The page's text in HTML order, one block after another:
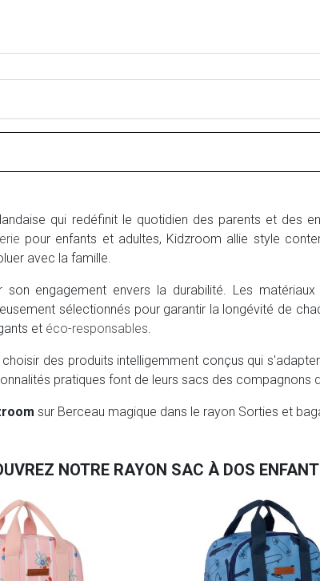
qui redéfinit le quotidien des parents et des
pour enfants et adultes, Kidzroom allie style
avec la famille.
son engagement envers la durabilité. Les
sélectionnés pour garantir la longévité de
et éco-responsables.
des produits intelligemment conçus qui
pratiques font de leurs sacs des compagnons
sur Berceau magique dans le rayon Sorties et
NOTRE RAYON SAC À DOS ENFANT